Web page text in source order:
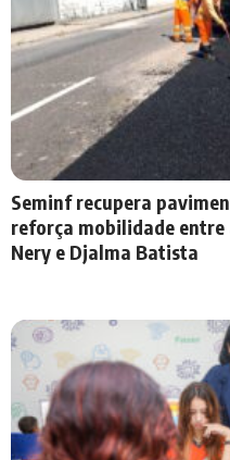
Seminf recupera
reforça mobilidade entre
Nery e Djalma Batista